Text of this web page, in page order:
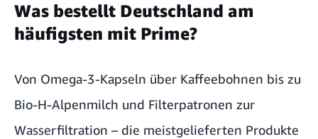
Was bestellt Deutschland am
häufigsten mit Prime?
Von Omega-3-Kapseln über Kaffeebohnen bis zu
Bio-H-Alpenmilch und Filterpatronen zur
Wasserfiltration – die meistgelieferten Produkte